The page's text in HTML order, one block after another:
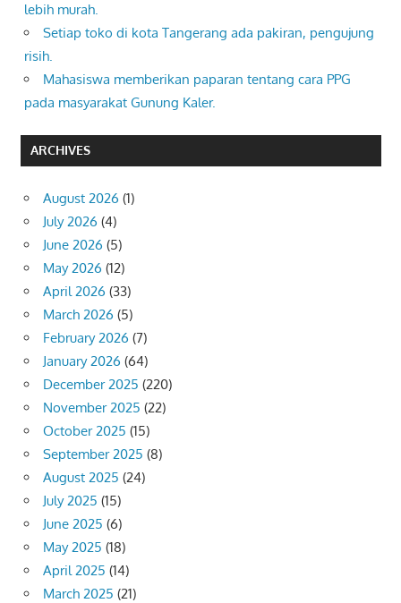
lebih murah.
Setiap toko di kota Tangerang ada pakiran, pengujung
risih.
Mahasiswa memberikan paparan tentang cara PPG
pada masyarakat Gunung Kaler.
ARCHIVES
August 2026 (1)
July 2026 (4)
June 2026 (5)
May 2026 (12)
April 2026 (33)
March 2026 (5)
February 2026 (7)
January 2026 (64)
December 2025 (220)
November 2025 (22)
October 2025 (15)
September 2025 (8)
August 2025 (24)
July 2025 (15)
June 2025 (6)
May 2025 (18)
April 2025 (14)
March 2025 (21)